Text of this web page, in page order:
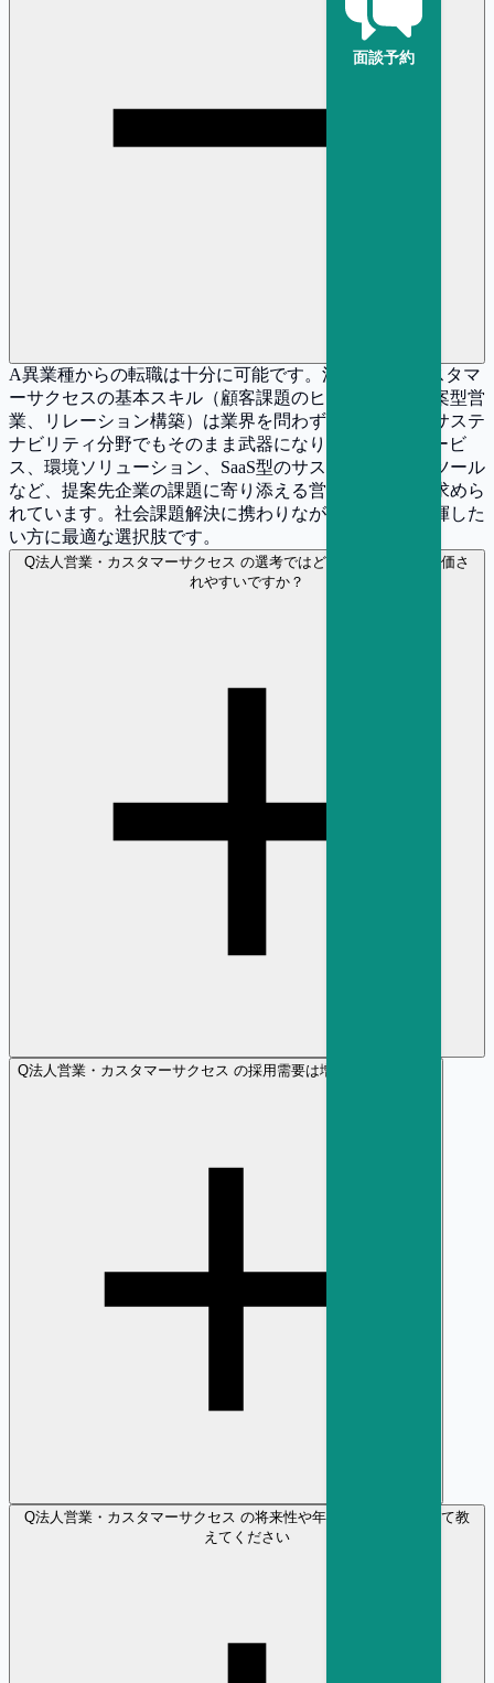
面談予約
A異業種からの転職は十分に可能です。法人営業やカスタマ
ーサクセスの基本スキル（顧客課題のヒアリング、提案型営
業、リレーション構築）は業界を問わず共通であり、サステ
ナビリティ分野でもそのまま武器になります。ESGサービ
ス、環境ソリューション、SaaS型のサステナビリティツール
など、提案先企業の課題に寄り添える営業人材は常に求めら
れています。社会課題解決に携わりながら営業力を発揮した
い方に最適な選択肢です。
Q法人営業・カスタマーサクセス の選考ではどのような経験が評価さ
れやすいですか？
Q法人営業・カスタマーサクセス の採用需要は増加傾向ですか？
Q法人営業・カスタマーサクセス の将来性や年収の見通しについて教
えてください